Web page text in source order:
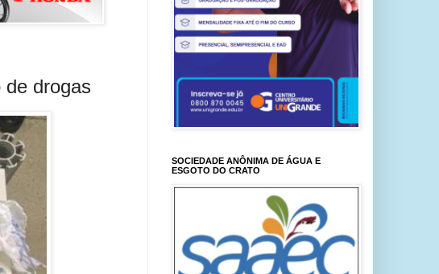
de drogas
SOCIEDADE ANÔNIMA DE ÁGUA E
ESGOTO DO CRATO